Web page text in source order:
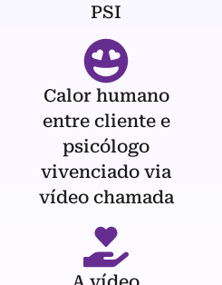
PSI
Calor humano
entre cliente e
psicólogo
vivenciado via
vídeo chamada